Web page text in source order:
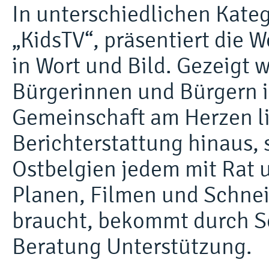
In unterschiedlichen
„KidsTV“, präsentiert die
in Wort und Bild. Gezeigt
Bürgerinnen und Bürgern
Gemeinschaft am Herzen
Berichterstattung hinaus,
Ostbelgien jedem mit Rat
Planen, Filmen und
braucht, bekommt durch
Beratung Unterstützung.